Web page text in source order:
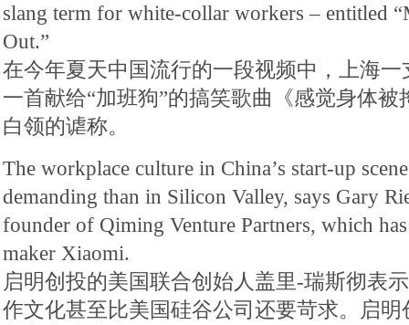
slang term for white-collar workers – entitled
Out.”
在今年夏天中国流行的一段视频中，上海
一首献给“加班狗”的搞笑歌曲《感觉身体被
白领的谑称。
The workplace culture in China’s start-up
demanding than in Silicon Valley, says Gary
founder of Qiming Venture Partners, which
maker Xiaomi.
启明创投的美国联合创始人盖里-瑞斯彻表
作文化甚至比美国硅谷公司还要苛求。启